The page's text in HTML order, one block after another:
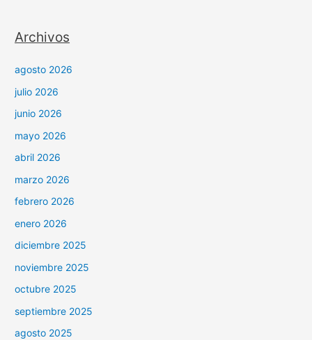
Archivos
agosto 2026
julio 2026
junio 2026
mayo 2026
abril 2026
marzo 2026
febrero 2026
enero 2026
diciembre 2025
noviembre 2025
octubre 2025
septiembre 2025
agosto 2025